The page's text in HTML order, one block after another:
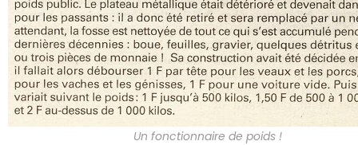
Un fonctionnaire de poids !